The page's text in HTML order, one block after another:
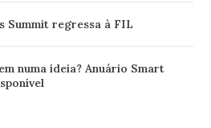
Summit regressa à FIL
numa ideia? Anuário Smart